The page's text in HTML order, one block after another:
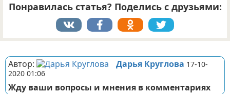
Понравилась статья? Поделись с друзьями:
Автор: Дарья Круглова 17-10-
2020 01:06
Жду ваши вопросы и мнения в комментариях